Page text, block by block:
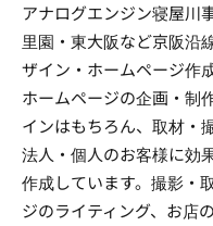
アナログエンジン寝屋川
里園・東大阪など京阪沿
ザイン・ホームページ作
ホームページの企画・制
インはもちろん、取材・
法人・個人のお客様に効
作成しています。撮影・
ジのライティング、お店